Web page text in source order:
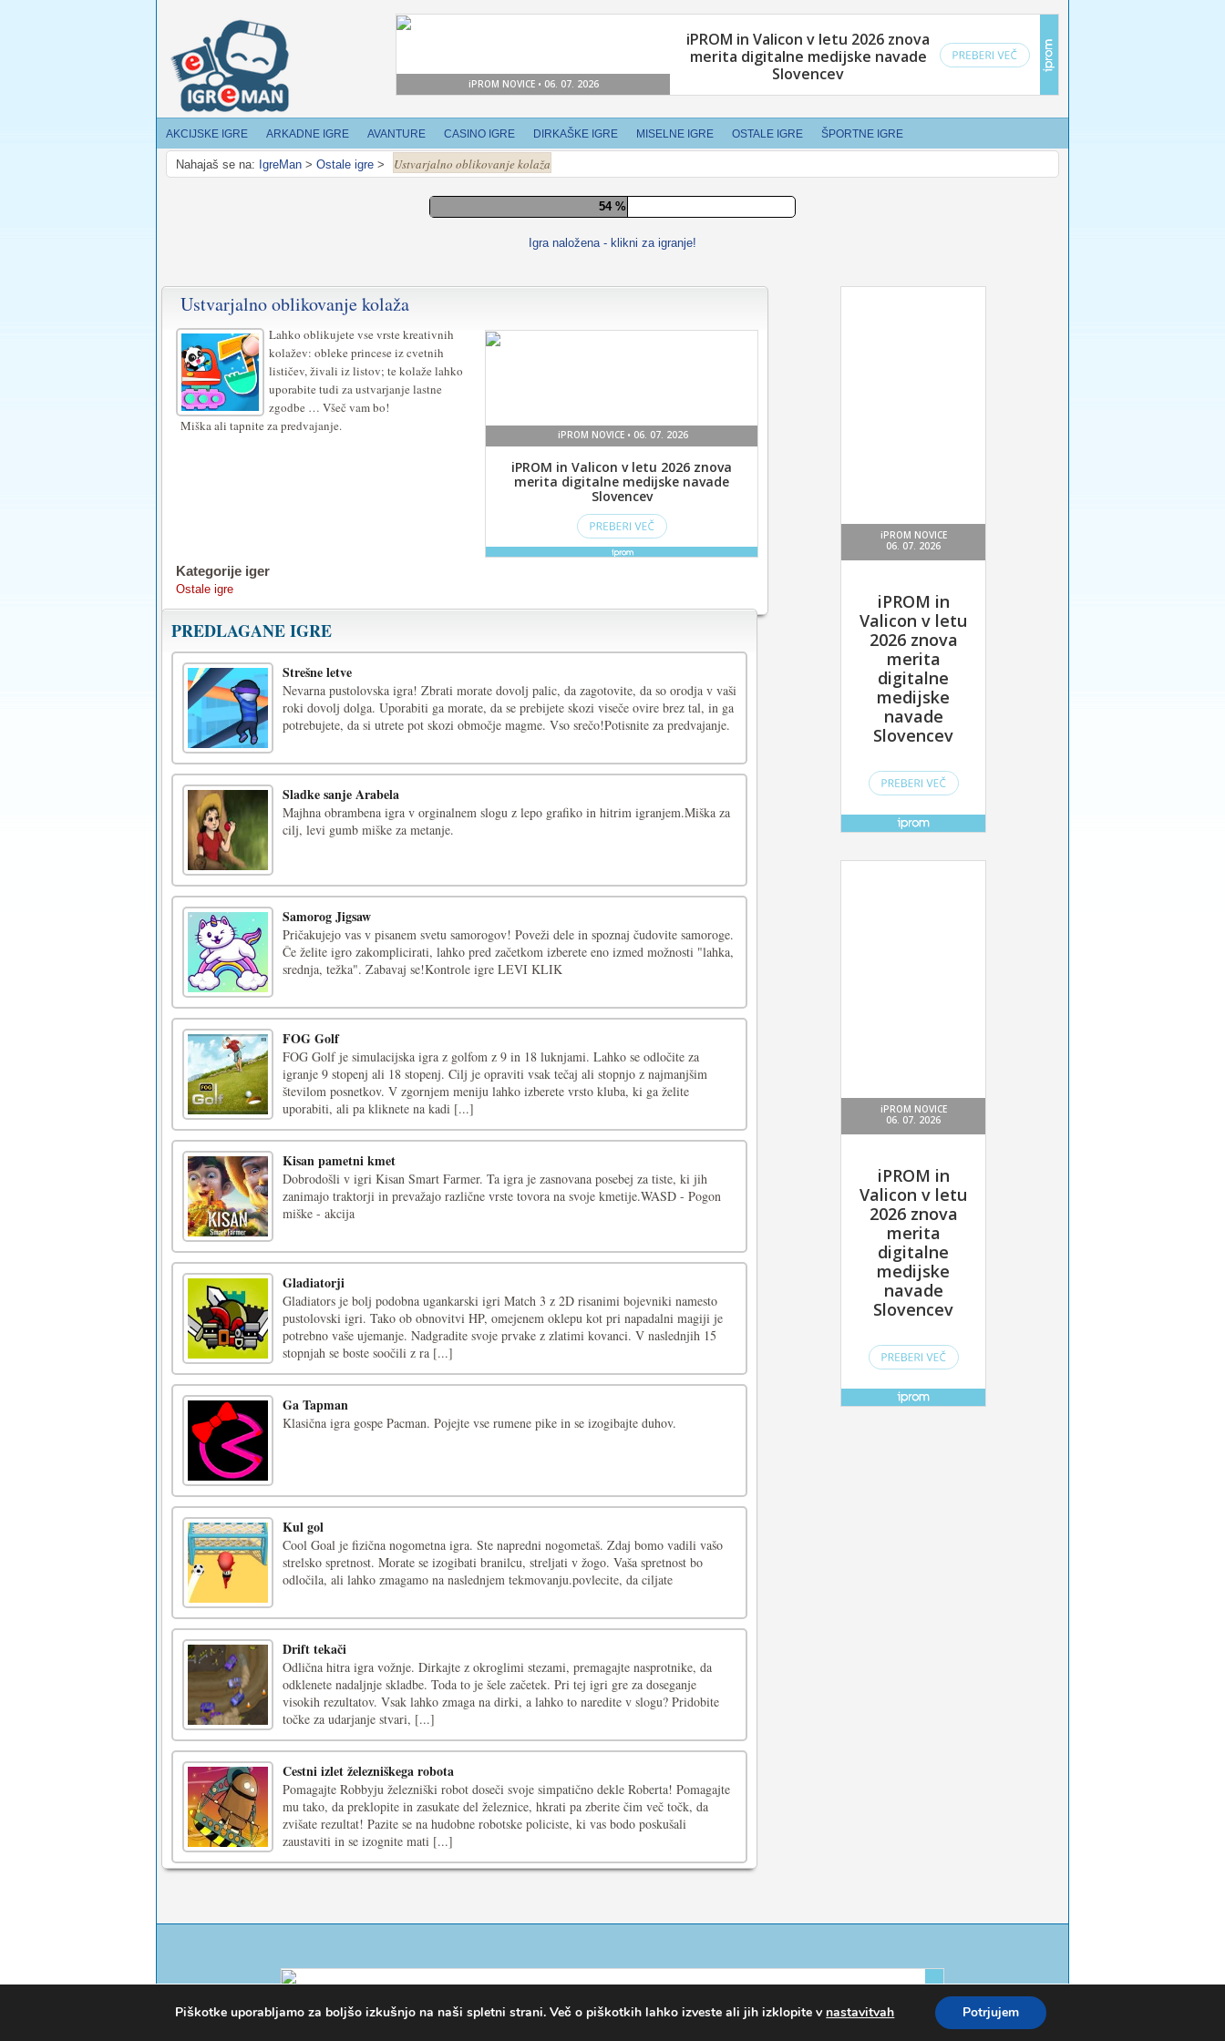
AKCIJSKE IGRE ARKADNE IGRE AVANTURE CASINO IGRE DIRKAŠKE IGRE MISELNE IGRE OSTALE IGRE ŠPORTNE IGRE
Nahajaš se na: IgreMan > Ostale igre > Ustvarjalno oblikovanje kolaža
60 %
Igra naložena - klikni za igranje!
Ustvarjalno oblikovanje kolaža
Lahko oblikujete vse vrste kreativnih
kolažev: obleke princese iz cvetnih
lističev, živali iz listov; te kolaže lahko
uporabite tudi za ustvarjanje lastne
zgodbe … Všeč vam bo!
Miška ali tapnite za predvajanje.
Kategorije iger
Ostale igre
PREDLAGANE IGRE
Strešne letve
Nevarna pustolovska igra! Zbrati morate dovolj palic, da zagotovite, da so orodja v vaši
roki dovolj dolga. Uporabiti ga morate, da se prebijete skozi viseče ovire brez tal, in ga
potrebujete, da si utrete pot skozi območje magme. Vso srečo!Potisnite za predvajanje.
Sladke sanje Arabela
Majhna obrambena igra v orginalnem slogu z lepo grafiko in hitrim igranjem.Miška za
cilj, levi gumb miške za metanje.
Samorog Jigsaw
Pričakujejo vas v pisanem svetu samorogov! Poveži dele in spoznaj čudovite samoroge.
Če želite igro zakomplicirati, lahko pred začetkom izberete eno izmed možnosti "lahka,
srednja, težka". Zabavaj se!Kontrole igre LEVI KLIK
FOG Golf
FOG Golf je simulacijska igra z golfom z 9 in 18 luknjami. Lahko se odločite za
igranje 9 stopenj ali 18 stopenj. Cilj je opraviti vsak tečaj ali stopnjo z najmanjšim
številom posnetkov. V zgornjem meniju lahko izberete vrsto kluba, ki ga želite
uporabiti, ali pa kliknete na kadi [...]
Kisan pametni kmet
Dobrodošli v igri Kisan Smart Farmer. Ta igra je zasnovana posebej za tiste, ki jih
zanimajo traktorji in prevažajo različne vrste tovora na svoje kmetije.WASD - Pogon
miške - akcija
Gladiatorji
Gladiators je bolj podobna ugankarski igri Match 3 z 2D risanimi bojevniki namesto
pustolovski igri. Tako ob obnovitvi HP, omejenem oklepu kot pri napadalni magiji je
potrebno vaše ujemanje. Nadgradite svoje prvake z zlatimi kovanci. V naslednjih 15
stopnjah se boste soočili z ra [...]
Ga Tapman
Klasična igra gospe Pacman. Pojejte vse rumene pike in se izogibajte duhov.
Kul gol
Cool Goal je fizična nogometna igra. Ste napredni nogometaš. Zdaj bomo vadili vašo
strelsko spretnost. Morate se izogibati branilcu, streljati v žogo. Vaša spretnost bo
odločila, ali lahko zmagamo na naslednjem tekmovanju.povlecite, da ciljate
Drift tekači
Odlična hitra igra vožnje. Dirkajte z okroglimi stezami, premagajte nasprotnike, da
odklenete nadaljnje skladbe. Toda to je šele začetek. Pri tej igri gre za doseganje
visokih rezultatov. Vsak lahko zmaga na dirki, a lahko to naredite v slogu? Pridobite
točke za udarjanje stvari, [...]
Cestni izlet železniškega robota
Pomagajte Robbyju železniški robot doseči svoje simpatično dekle Roberta! Pomagajte
mu tako, da preklopite in zasukate del železnice, hkrati pa zberite čim več točk, da
zvišate rezultat! Pazite se na hudobne robotske policiste, ki vas bodo poskušali
zaustaviti in se izognite mati [...]
Piškotke uporabljamo za boljšo izkušnjo na naši spletni strani. Več o piškotkih lahko izveste ali jih izklopite v nastavitvah Potrjujem